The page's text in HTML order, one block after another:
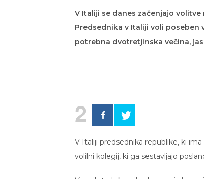
V Italiji se danes začenjajo
Predsednika v Italiji voli poseben
potrebna dvotretjinska večina,
2
V Italiji predsednika republike, ki
volilni kolegij, ki ga sestavljajo